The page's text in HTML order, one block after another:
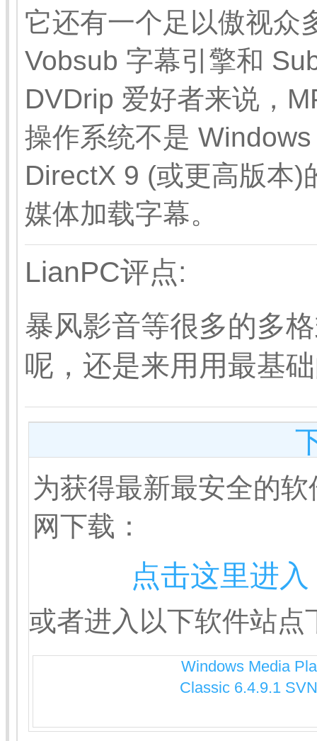
它还有一个足以傲视众
Vobsub 字幕引擎和
DVDrip 爱好者来说，
操作系统不是
DirectX 9 (或更高版本)
媒体加载字幕。
LianPC评点:
暴风影音等很多的多
呢，还是来用用最基
为获得最新最安全的
网下载：
点击这里进
或者进入以下软件站点
Windows Media
Classic 6.4.9.1